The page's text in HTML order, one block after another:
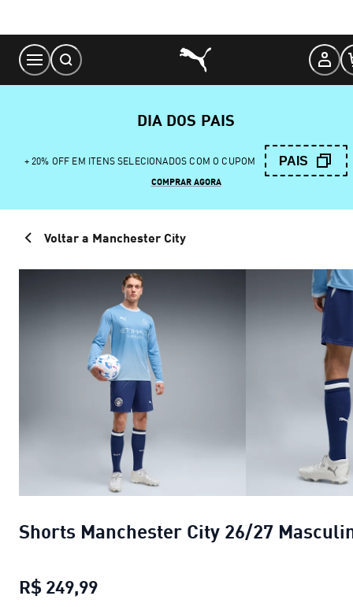
Content
DIA DOS PAIS
+ 20% OFF EM ITENS SELECIONADOS COM O CUPOM PAIS
COMPRAR AGORA
Voltar a Manchester City
Shorts Manchester City 26/27
R$ 249,99